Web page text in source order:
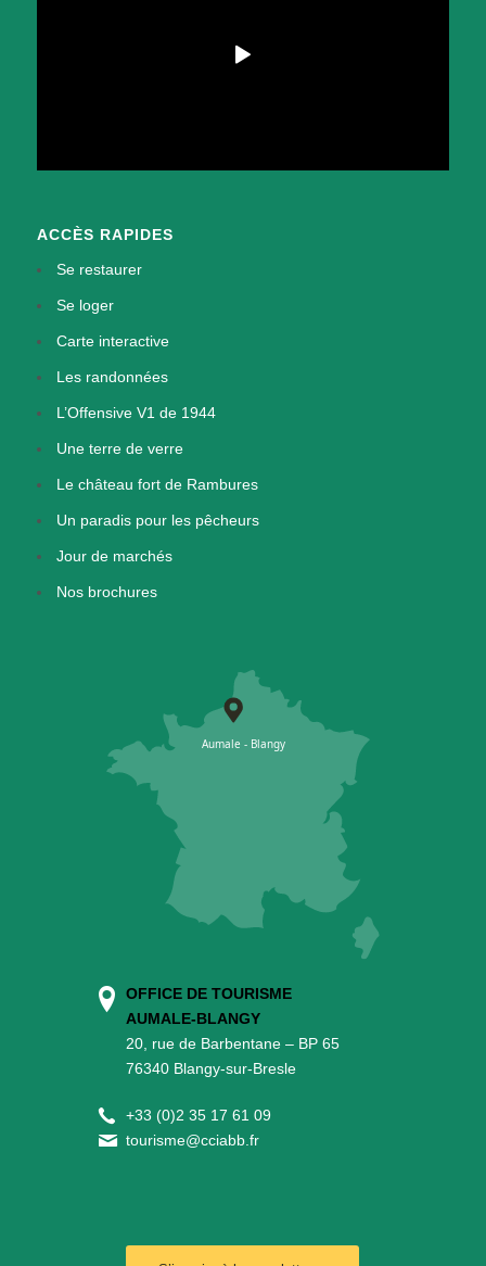
ACCÈS RAPIDES
Se restaurer
Se loger
Carte interactive
Les randonnées
L’Offensive V1 de 1944
Une terre de verre
Le château fort de Rambures
Un paradis pour les pêcheurs
Jour de marchés
Nos brochures
OFFICE DE TOURISME
AUMALE-BLANGY
20, rue de Barbentane – BP 65
76340 Blangy-sur-Bresle
+33 (0)2 35 17 61 09
tourisme@cciabb.fr